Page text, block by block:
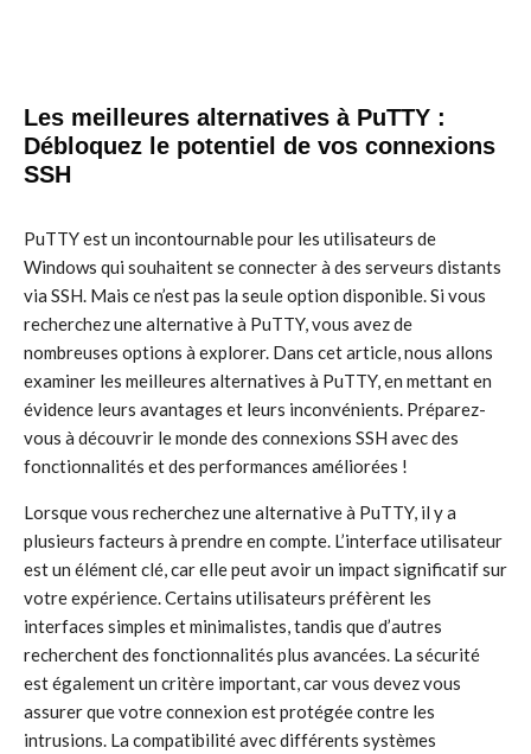
Les meilleures alternatives à PuTTY :
Débloquez le potentiel de vos connexions
SSH
PuTTY est un incontournable pour les utilisateurs de
Windows qui souhaitent se connecter à des serveurs distants
via SSH. Mais ce n’est pas la seule option disponible. Si vous
recherchez une alternative à PuTTY, vous avez de
nombreuses options à explorer. Dans cet article, nous allons
examiner les meilleures alternatives à PuTTY, en mettant en
évidence leurs avantages et leurs inconvénients. Préparez-
vous à découvrir le monde des connexions SSH avec des
fonctionnalités et des performances améliorées !
Lorsque vous recherchez une alternative à PuTTY, il y a
plusieurs facteurs à prendre en compte. L’interface utilisateur
est un élément clé, car elle peut avoir un impact significatif sur
votre expérience. Certains utilisateurs préfèrent les
interfaces simples et minimalistes, tandis que d’autres
recherchent des fonctionnalités plus avancées. La sécurité
est également un critère important, car vous devez vous
assurer que votre connexion est protégée contre les
intrusions. La compatibilité avec différents systèmes